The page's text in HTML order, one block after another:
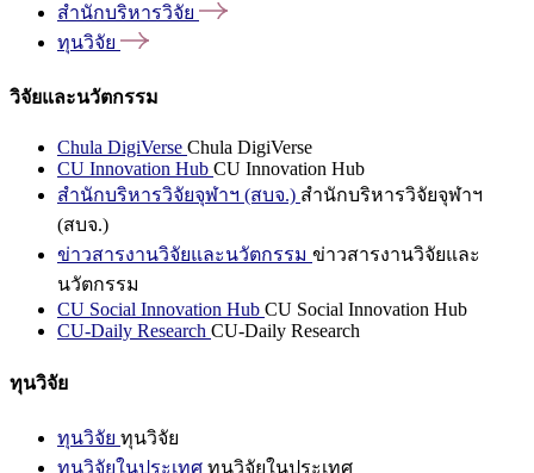
สำนักบริหารวิจัย
ทุนวิจัย
วิจัยและนวัตกรรม
Chula DigiVerse Chula DigiVerse
CU Innovation Hub CU Innovation Hub
สำนักบริหารวิจัยจุฬาฯ (สบจ.) สำนักบริหารวิจัยจุฬาฯ
(สบจ.)
ข่าวสารงานวิจัยและนวัตกรรม ข่าวสารงานวิจัยและ
นวัตกรรม
CU Social Innovation Hub CU Social Innovation Hub
CU-Daily Research CU-Daily Research
ทุนวิจัย
ทุนวิจัย ทุนวิจัย
ทุนวิจัยในประเทศ ทุนวิจัยในประเทศ